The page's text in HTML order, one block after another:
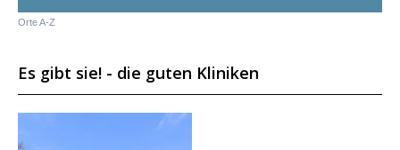
Orte A-Z
Es gibt sie! - die guten Kliniken